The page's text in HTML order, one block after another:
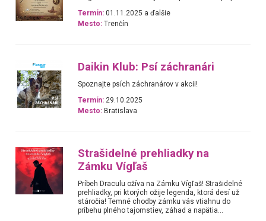
Termín: 01.11.2025 a ďalšie
Mesto: Trenčín
Daikin Klub: Psí záchranári
Spoznajte psích záchranárov v akcii!
Termín: 29.10.2025
Mesto: Bratislava
Strašidelné prehliadky na
Zámku Vígľaš
Príbeh Draculu ožíva na Zámku Vígľaš! Strašidelné
prehliadky, pri ktorých ožije legenda, ktorá desí už
stáročia! Temné chodby zámku vás vtiahnu do
príbehu plného tajomstiev, záhad a napätia...